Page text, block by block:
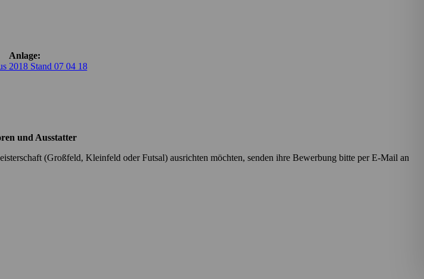
Anlage:
2018 Stand 07 04 18
und Ausstatter
(Großfeld, Kleinfeld oder Futsal) ausrichten möchten, senden ihre Bewerbung bitte per E-Mail an